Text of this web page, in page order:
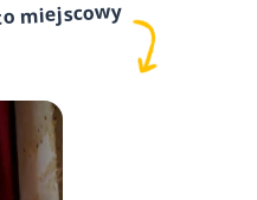
miejscowy